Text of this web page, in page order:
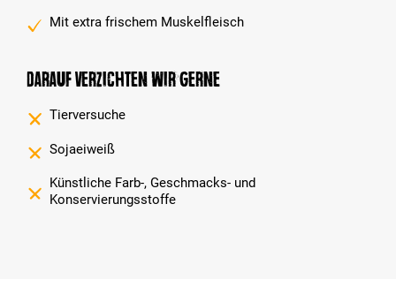
Mit extra frischem Muskelfleisch
Darauf verzichten wir gerne
Tierversuche
Sojaeiweiß
Künstliche Farb-, Geschmacks- und
Konservierungsstoffe